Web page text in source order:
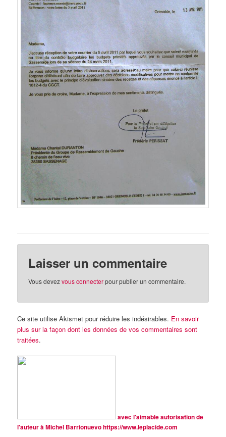
Laisser un commentaire
Vous devezvous connecterpour publier un commentaire.
Ce site utilise Akismet pour réduire les indésirables. En savoir
plus sur la façon dont les données de vos commentaires sont
traitées.
avec l'aimable autorisation de
l'auteur à Michel Barrionuevohttps://www.leplacide.com